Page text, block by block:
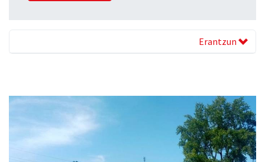
Erantzun